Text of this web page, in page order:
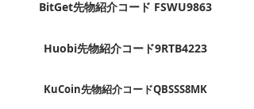
BitGet先物紹介コード FSWU9863
Huobi先物紹介コード9RTB4223
KuCoin先物紹介コードQBSSS8MK